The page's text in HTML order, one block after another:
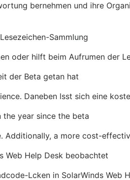
bernehmen und ihre
Sammlung
oder hilft beim Aufrumen der
der Beta getan hat
Daneben lsst sich eine
the year since the beta
Additionally, a more cost-
Web Help Desk beobachtet
Lcken in SolarWinds Web